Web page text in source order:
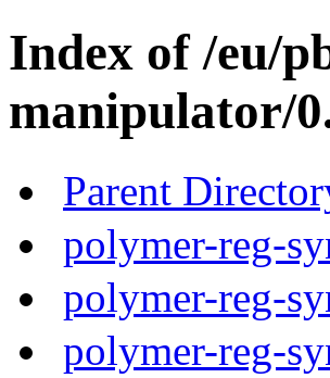
Index of /eu/
manipulator/
Parent
polymer-reg-
polymer-reg-
polymer-reg-